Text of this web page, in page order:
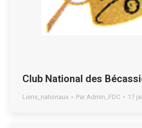
Club National des
Liens_nationaux Par Admin_FDC 17